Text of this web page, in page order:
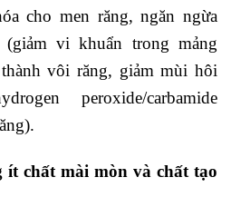
cho men răng, ngăn ngừa
(giảm vi khuẩn trong mảng
vôi răng, giảm mùi hôi
peroxide/carbamide
ít chất mài mòn và chất tạo